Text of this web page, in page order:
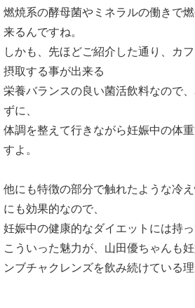
燃焼系の酵母菌やミネラルの働きで
来るんですね。
しかも、先ほどご紹介した通り、カ
摂取する事が出来る
栄養バランスの良い菌活飲料なので
ずに、
体調を整えて行きながら妊娠中の体
すよ。
他にも特徴の部分で触れたような冷
にも効果的なので、
妊娠中の健康的なダイエットには持っ
こういった魅力が、山田優ちゃんも
ンブチャクレンズを飲み続けている理